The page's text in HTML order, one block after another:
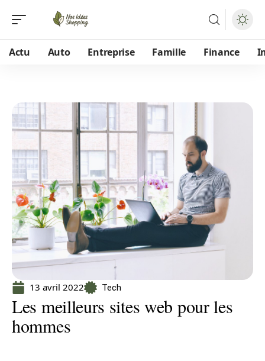
Actu Auto Entreprise Famille Finance
13 avril 2022 Tech
Les meilleurs sites web pour les
hommes